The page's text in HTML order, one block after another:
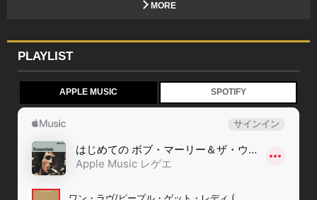
MORE
PLAYLIST
APPLE MUSIC SPOTIFY